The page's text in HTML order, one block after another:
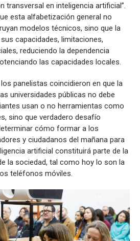
transversal en inteligencia artificial”.
esta alfabetización general no
modelos técnicos, sino que la
capacidades, limitaciones,
reduciendo la dependencia
las capacidades locales.
panelistas coincidieron en que la
universidades públicas no debe
usan o no herramientas como
sino que verdadero desafío
cómo formar a los
y ciudadanos del mañana para
artificial constituirá parte de la
la sociedad, tal como hoy lo son la
teléfonos móviles.